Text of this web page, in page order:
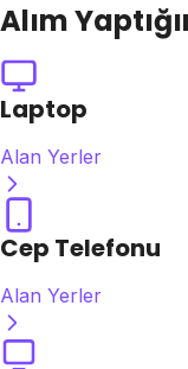
Alım
Laptop
Alan Yerler
Cep Telefonu
Alan Yerler